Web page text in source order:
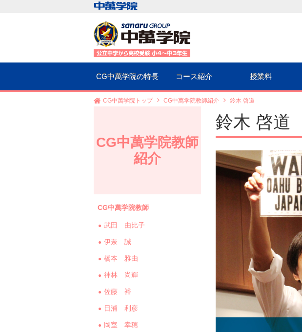
CG中萬学院の特長 コース紹介 授業料
CG中萬学院トップ CG中萬学院教師紹介 鈴木 啓道
鈴木 啓道
CG中萬学院教師
紹介
CG中萬学院教師
武田 由比子
伊奈 誠
橋本 雅由
神林 尚輝
佐藤 裕
日浦 利彦
岡室 幸穂